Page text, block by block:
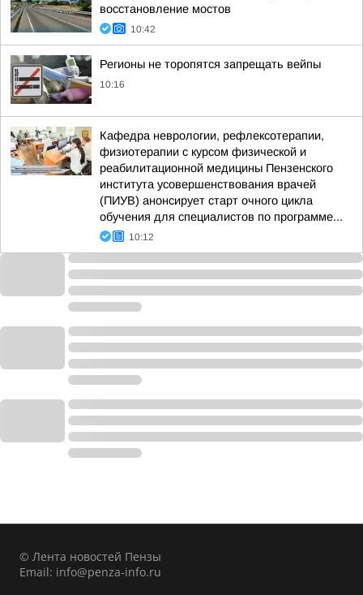
восстановление мостов
10:42
Регионы не торопятся запрещать вейпы
10:16
Кафедра неврологии, рефлексотерапии,
физиотерапии с курсом физической и
реабилитационной медицины Пензенского
института усовершенствования врачей
(ПИУВ) анонсирует старт очного цикла
обучения для специалистов по программе...
10:12
© Лента новостей Пензы
Email: info@penza-info.ru